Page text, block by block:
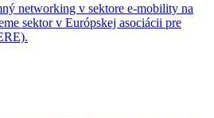
networking v sektore e-mobility na
sektor v Európskej asociácii pre